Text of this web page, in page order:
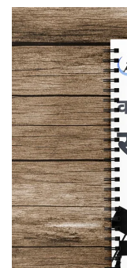
o
b
e
r
2
4
,
2
0
2
5